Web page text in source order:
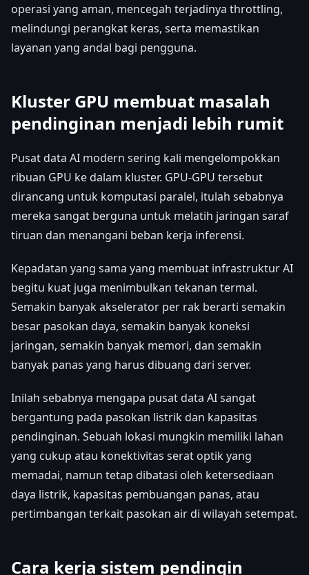
operasi yang aman, mencegah terjadinya throttling,
melindungi perangkat keras, serta memastikan
layanan yang andal bagi pengguna.
Kluster GPU membuat masalah
pendinginan menjadi lebih rumit
Pusat data AI modern sering kali mengelompokkan
ribuan GPU ke dalam kluster. GPU-GPU tersebut
dirancang untuk komputasi paralel, itulah sebabnya
mereka sangat berguna untuk melatih jaringan saraf
tiruan dan menangani beban kerja inferensi.
Kepadatan yang sama yang membuat infrastruktur AI
begitu kuat juga menimbulkan tekanan termal.
Semakin banyak akselerator per rak berarti semakin
besar pasokan daya, semakin banyak koneksi
jaringan, semakin banyak memori, dan semakin
banyak panas yang harus dibuang dari server.
Inilah sebabnya mengapa pusat data AI sangat
bergantung pada pasokan listrik dan kapasitas
pendinginan. Sebuah lokasi mungkin memiliki lahan
yang cukup atau konektivitas serat optik yang
memadai, namun tetap dibatasi oleh ketersediaan
daya listrik, kapasitas pembuangan panas, atau
pertimbangan terkait pasokan air di wilayah setempat.
Cara kerja sistem pendingin